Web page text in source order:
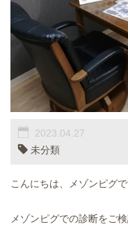
2023.04.27
未分類
こんにちは、メゾンピグで
メゾンピグでの診断をご